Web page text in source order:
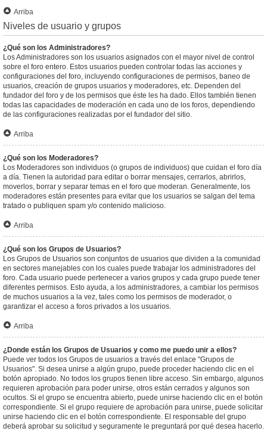
Arriba
Niveles de usuario y grupos
¿Qué son los Administradores?
Los Administradores son los usuarios asignados con el mayor nivel de control
sobre el foro entero. Estos usuarios pueden controlar todas las acciones y
configuraciones del foro, incluyendo configuraciones de permisos, baneo de
usuarios, creación de grupos usuarios y moderadores, etc. Dependen del
fundador del foro y de los permisos que éste les ha dado. Ellos también tienen
todas las capacidades de moderación en cada uno de los foros, dependiendo
de las configuraciones realizadas por el fundador del sitio.
Arriba
¿Qué son los Moderadores?
Los Moderadores son individuos (o grupos de individuos) que cuidan el foro día
a día. Tienen la autoridad para editar o borrar mensajes, cerrarlos, abrirlos,
moverlos, borrar y separar temas en el foro que moderan. Generalmente, los
moderadores están presentes para evitar que los usuarios se salgan del tema
tratado o publiquen spam y/o contenido malicioso.
Arriba
¿Qué son los Grupos de Usuarios?
Los Grupos de Usuarios son conjuntos de usuarios que dividen a la comunidad
en sectores manejables con los cuales puede trabajar los administradores del
foro. Cada usuario puede pertenecer a varios grupos y cada grupo puede tener
diferentes permisos. Esto ayuda, a los administradores, a cambiar los permisos
de muchos usuarios a la vez, tales como los permisos de moderador, o
garantizar el acceso a foros privados a los usuarios.
Arriba
¿Donde están los Grupos de Usuarios y como me puedo unir a ellos?
Puede ver todos los Grupos de usuarios a través del enlace "Grupos de
Usuarios". Si desea unirse a algún grupo, puede proceder haciendo clic en el
botón apropiado. No todos los grupos tienen libre acceso. Sin embargo, algunos
requieren aprobación para poder unirse, otros están cerrados y algunos son
ocultos. Si el grupo se encuentra abierto, puede unirse haciendo clic en el botón
correspondiente. Si el grupo requiere de aprobación para unirse, puede solicitar
unirse haciendo clic en el botón correspondiente. El responsable del grupo
deberá aprobar su solicitud y seguramente le preguntará por qué desea hacerlo.